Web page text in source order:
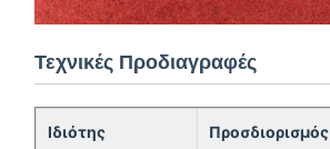
Τεχνικές Προδιαγραφές
Ιδιότης Προσδιορισμός